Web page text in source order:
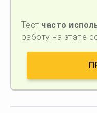
Тест часто
работу на этапе